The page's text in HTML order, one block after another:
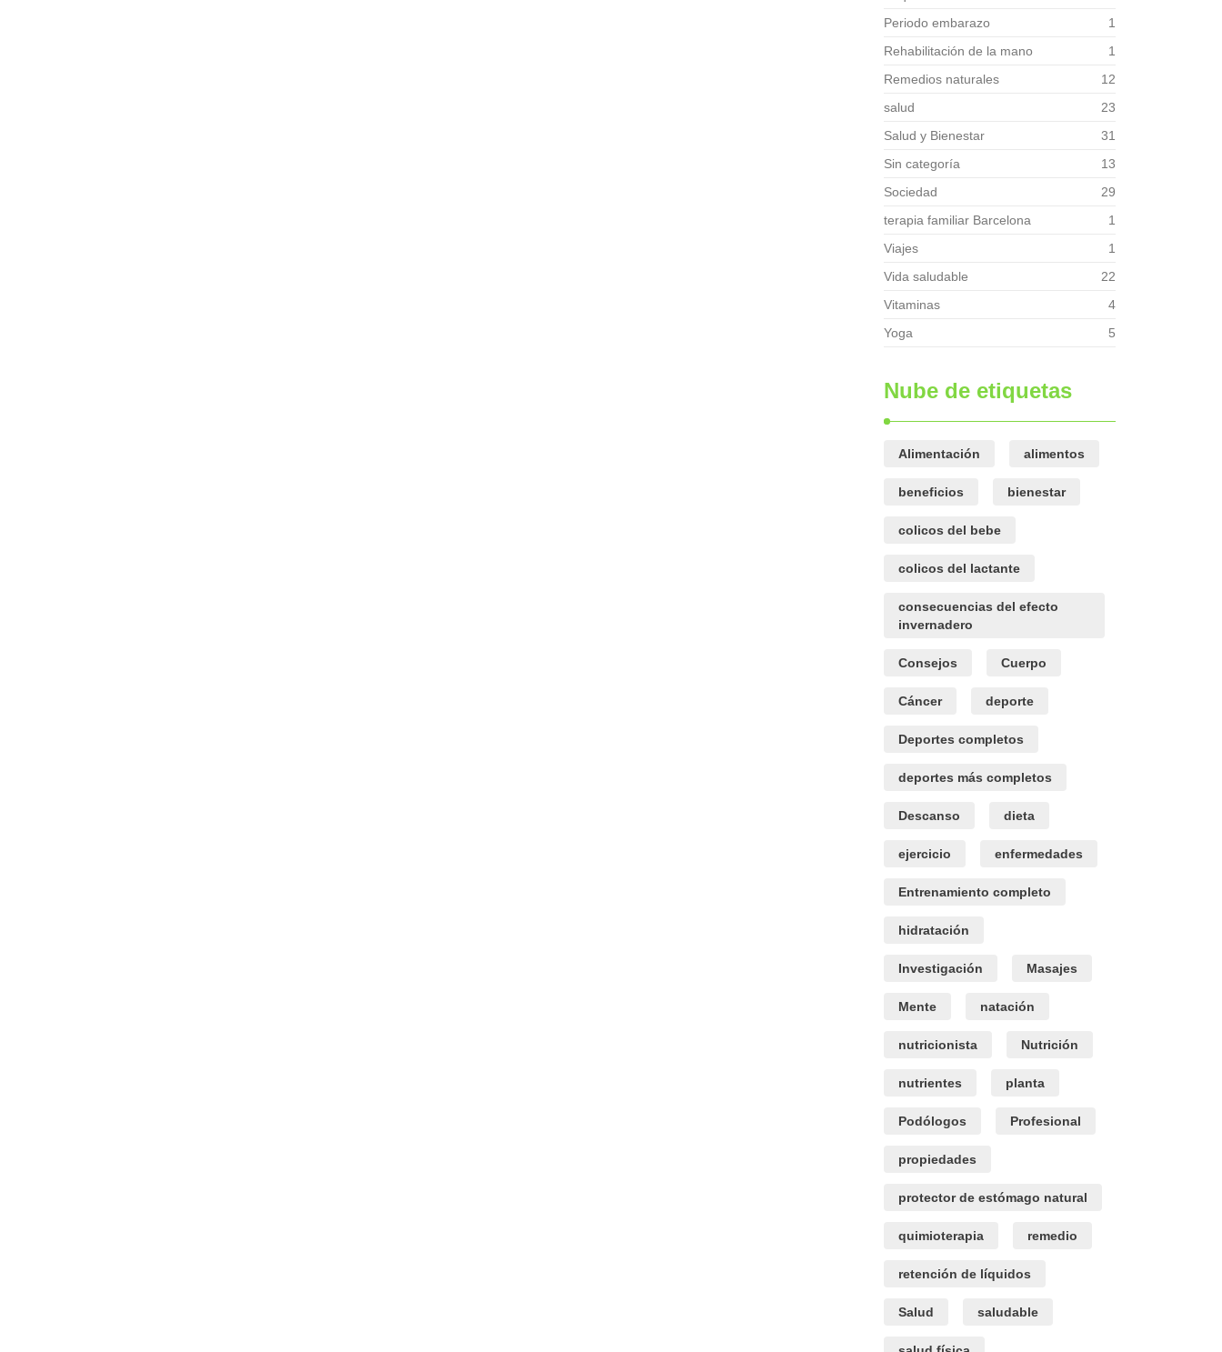
Periodo embarazo
1
Rehabilitación de la mano
1
Remedios naturales
12
salud
23
Salud y Bienestar
31
Sin categoría
13
Sociedad
29
terapia familiar Barcelona
1
Viajes
1
Vida saludable
22
Vitaminas
4
Yoga
5
Nube de etiquetas
Alimentación alimentos
beneficios bienestar
colicos del bebe
colicos del lactante
consecuencias del efecto
invernadero
Consejos Cuerpo
Cáncer deporte
Deportes completos
deportes más completos
Descanso dieta
ejercicio enfermedades
Entrenamiento completo
hidratación
Investigación Masajes
Mente natación
nutricionista Nutrición
nutrientes planta
Podólogos Profesional
propiedades
protector de estómago natural
quimioterapia remedio
retención de líquidos
Salud saludable